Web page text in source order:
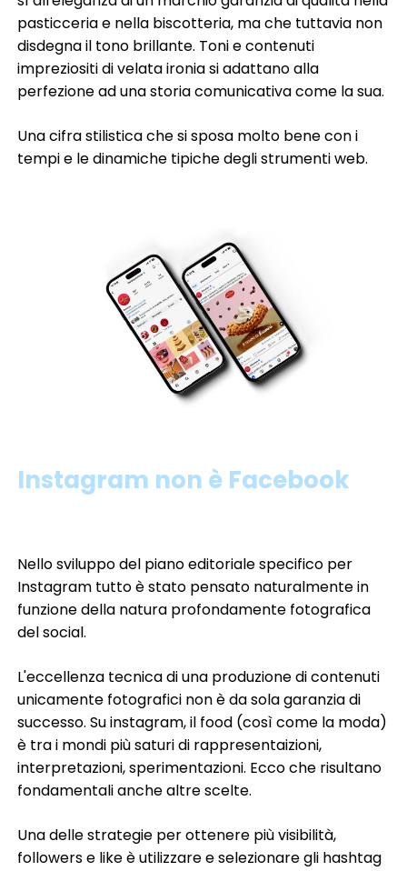
pasticceria e nella biscotteria, ma che tuttavia non
disdegna il tono brillante. Toni e contenuti
impreziositi di velata ironia si adattano alla
perfezione ad una storia comunicativa come la sua.
Una cifra stilistica che si sposa molto bene con i
tempi e le dinamiche tipiche degli strumenti web.
Instagram non è Facebook
Nello sviluppo del piano editoriale specifico per
Instagram tutto è stato pensato naturalmente in
funzione della natura profondamente fotografica
del social.
L'eccellenza tecnica di una produzione di contenuti
unicamente fotografici non è da sola garanzia di
successo. Su instagram, il food (così come la moda)
è tra i mondi più saturi di rappresentaizioni,
interpretazioni, sperimentazioni. Ecco che risultano
fondamentali anche altre scelte.
Una delle strategie per ottenere più visibilità,
followers e like è utilizzare e selezionare gli hashtag